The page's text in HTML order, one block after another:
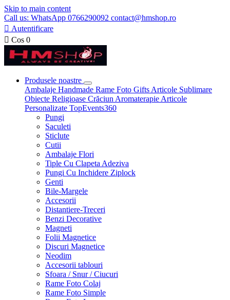
Skip to main content
Call us: WhatsApp 0766290092 contact@hmshop.ro
 Autentificare
 Cos 0
Produsele noastre
Ambalaje Handmade Rame Foto Gifts Articole Sublimare
Obiecte Religioase Crăciun Aromaterapie Articole
Personalizate TopEvents360
Pungi
Saculeti
Sticlute
Cutii
Ambalaje Flori
Tiple Cu Clapeta Adeziva
Pungi Cu Inchidere Ziplock
Genti
Bile-Margele
Accesorii
Distantiere-Treceri
Benzi Decorative
Magneti
Folii Magnetice
Discuri Magnetice
Neodim
Accesorii tablouri
Sfoara / Snur / Ciucuri
Rame Foto Colaj
Rame Foto Simple